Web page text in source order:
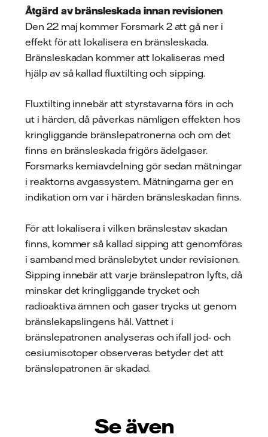
Åtgärd av bränsleskada innan revisionen
Den 22 maj kommer Forsmark 2 att gå ner i
effekt för att lokalisera en bränsleskada.
Bränsleskadan kommer att lokaliseras med
hjälp av så kallad fluxtilting och sipping.
Fluxtilting innebär att styrstavarna förs in och
ut i härden, då påverkas nämligen effekten hos
kringliggande bränslepatronerna och om det
finns en bränsleskada frigörs ädelgaser.
Forsmarks kemiavdelning gör sedan mätningar
i reaktorns avgassystem. Mätningarna ger en
indikation om var i härden bränsleskadan finns.
För att lokalisera i vilken bränslestav skadan
finns, kommer så kallad sipping att genomföras
i samband med bränslebytet under revisionen.
Sipping innebär att varje bränslepatron lyfts, då
minskar det kringliggande trycket och
radioaktiva ämnen och gaser trycks ut genom
bränslekapslingens hål. Vattnet i
bränslepatronen analyseras och ifall jod- och
cesiumisotoper observeras betyder det att
bränslepatronen är skadad.
Se även